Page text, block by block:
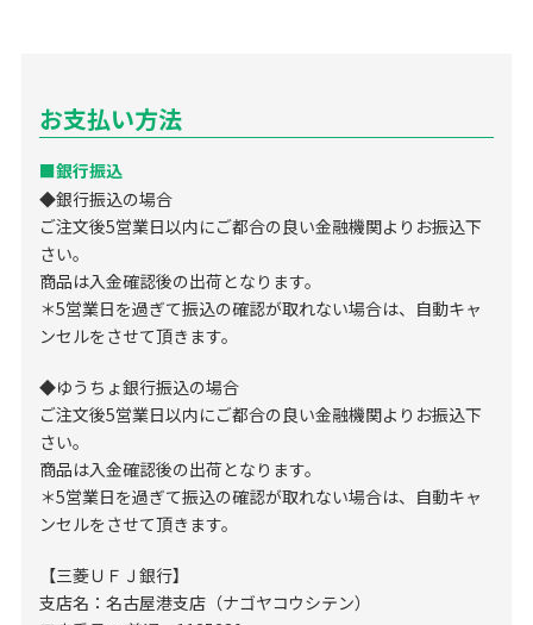
お支払い方法
■銀行振込
◆銀行振込の場合
ご注文後5営業日以内にご都合の良い金融機関よりお振込下
さい。
商品は入金確認後の出荷となります。
＊5営業日を過ぎて振込の確認が取れない場合は、自動キャ
ンセルをさせて頂きます。
◆ゆうちょ銀行振込の場合
ご注文後5営業日以内にご都合の良い金融機関よりお振込下
さい。
商品は入金確認後の出荷となります。
＊5営業日を過ぎて振込の確認が取れない場合は、自動キャ
ンセルをさせて頂きます。
【三菱ＵＦＪ銀行】
支店名：名古屋港支店（ナゴヤコウシテン）